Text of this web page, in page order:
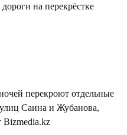
на перекрёстке
перекроют отдельные
улиц Саина и Жубанова,
Bizmedia.kz